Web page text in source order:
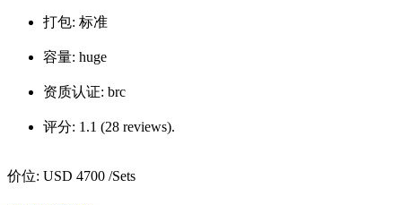
打包: 标准
容量: huge
资质认证: brc
评分: 1.1 (28 reviews).
价位: USD 4700 /Sets